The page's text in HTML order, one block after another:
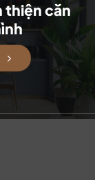
thiện căn